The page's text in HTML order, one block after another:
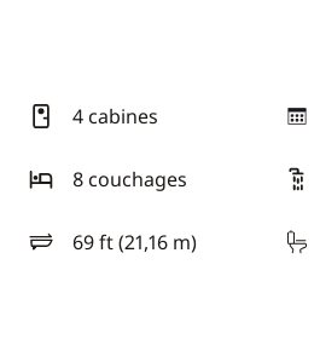
4 cabines
8 couchages
69 ft (21,16 m)
longueur